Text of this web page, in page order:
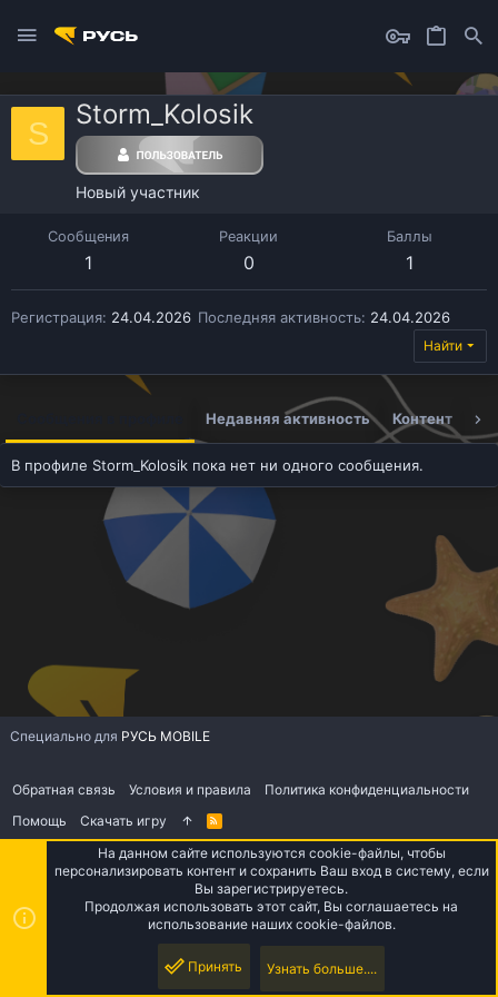
S
Storm_Kolosik
Новый участник
Сообщения
1
Реакции
0
Баллы
1
Регистрация 24.04.2026 Последняя активность 24.04.2026
Найти
Недавняя активность Контент
В профиле Storm_Kolosik пока нет ни одного сообщения.
Обратная связь Условия и правила
Политика конфиденциальности
Помощь
Скачать игру
R
S
Специально для РУСЬ MOBILE
На данном сайте используются cookie-файлы, чтобы
персонализировать контент и сохранить Ваш вход в систему, если
Вы зарегистрируетесь.
Продолжая использовать этот сайт, Вы соглашаетесь на
использование наших cookie-файлов.
Принять Узнать больше....